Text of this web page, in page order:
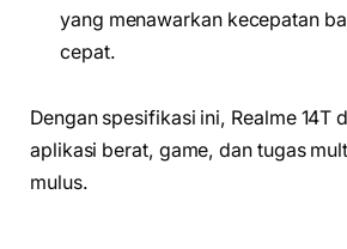
yang menawarkan kecepatan
cepat.
Dengan spesifikasi ini, Realme 14T
aplikasi berat, game, dan tugas
mulus.